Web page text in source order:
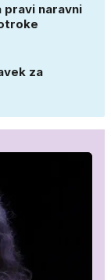
pravi naravni
za